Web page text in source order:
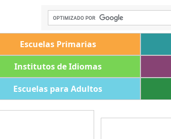
Escuelas Primarias
Institutos de Idiomas
Escuelas para Adultos